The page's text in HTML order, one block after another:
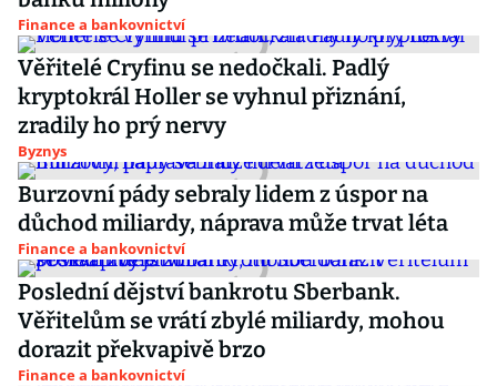
Finance a bankovnictví
Věřitelé Cryfinu se nedočkali. Padlý
kryptokrál Holler se vyhnul přiznání,
zradily ho prý nervy
Byznys
Burzovní pády sebraly lidem z úspor na
důchod miliardy, náprava může trvat léta
Finance a bankovnictví
Poslední dějství bankrotu Sberbank.
Věřitelům se vrátí zbylé miliardy, mohou
dorazit překvapivě brzo
Finance a bankovnictví